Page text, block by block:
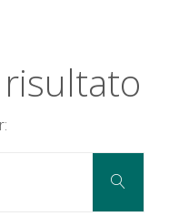
Cerca